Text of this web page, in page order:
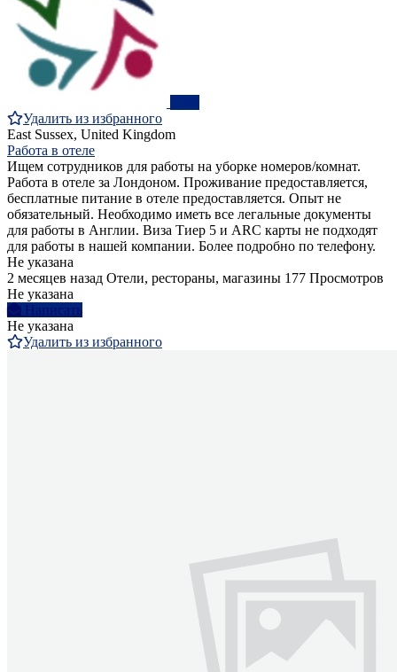
Удалить из избранного
East Sussex, United Kingdom
Работа в отеле
Ищем сотрудников для работы на уборке номеров/комнат.
Работа в отеле за Лондоном. Проживание предоставляется,
бесплатные питание в отеле предоставляется. Опыт не
обязательный. Необходимо иметь все легальные документы
для работы в Англии. Виза Тиер 5 и ARC карты не подходят
для работы в нашей компании. Более подробно по телефону.
Не указана
2 месяцев назад Отели, рестораны, магазины 177 Просмотров
Не указана
Написать
Не указана
Удалить из избранного